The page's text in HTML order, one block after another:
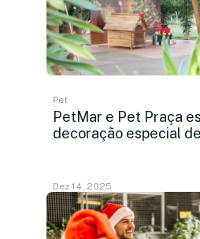
Pet
PetMar e Pet Praça
decoração especial
Dez 14, 2025